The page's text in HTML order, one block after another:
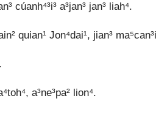
cúanh⁴³i³ a³jan³ jan³ liah⁴.
quian¹ Jon⁴dai¹, jian³
a³ne³pa² lion⁴.